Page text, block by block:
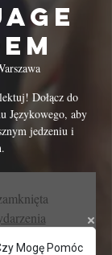
Dołącz do
Językowego, aby
jedzeniu i
Mogę Pomóc